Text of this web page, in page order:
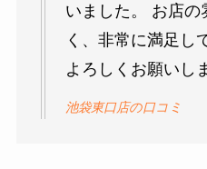
いました。 お店の
く、非常に満足し
よろしくお願いし
池袋東口店の口コミ